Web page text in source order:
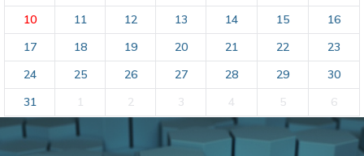
10
11 12 13 14 15
16
17
18 19 20 21 22
23
24
25 26 27 28 29
30
31
1 2 3 4 5 6